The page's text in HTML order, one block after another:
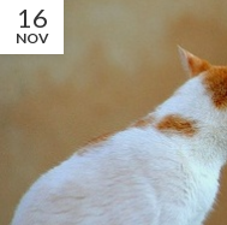
16
NOV